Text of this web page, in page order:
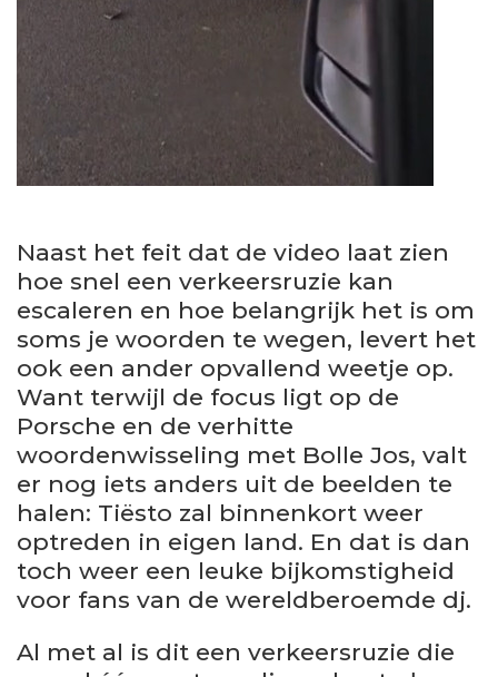
Naast het feit dat de video laat zien
hoe snel een verkeersruzie kan
escaleren en hoe belangrijk het is om
soms je woorden te wegen, levert het
ook een ander opvallend weetje op.
Want terwijl de focus ligt op de
Porsche en de verhitte
woordenwisseling met Bolle Jos, valt
er nog iets anders uit de beelden te
halen: Tiësto zal binnenkort weer
optreden in eigen land. En dat is dan
toch weer een leuke bijkomstigheid
voor fans van de wereldberoemde dj.
Al met al is dit een verkeersruzie die